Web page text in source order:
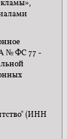
№ ФС 77 -
(ИНН